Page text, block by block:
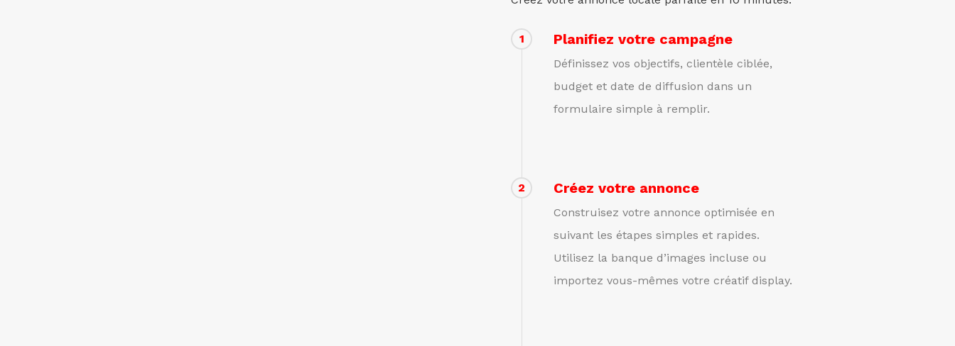
1 Planifiez votre campagne
Définissez vos objectifs, clientèle ciblée,
budget et date de diffusion dans un
formulaire simple à remplir.
2 Créez votre annonce
Construisez votre annonce optimisée en
suivant les étapes simples et rapides.
Utilisez la banque d’images incluse ou
importez vous-mêmes votre créatif display.